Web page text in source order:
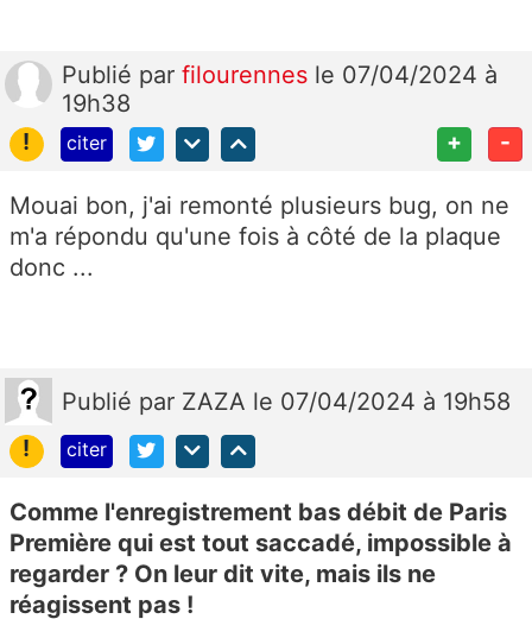
Publié par filourennes le 07/04/2024 à
19h38
!
citer + -
Mouai bon, j'ai remonté plusieurs bug, on ne
m'a répondu qu'une fois à côté de la plaque
donc ...
Publié par ZAZA le 07/04/2024 à 19h58
!
citer
Comme l'enregistrement bas débit de Paris
Première qui est tout saccadé, impossible à
regarder ? On leur dit vite, mais ils ne
réagissent pas !